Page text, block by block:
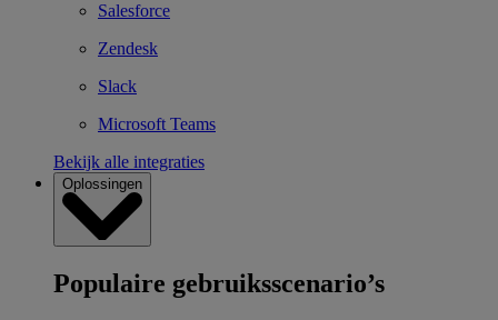
Salesforce
Zendesk
Slack
Microsoft Teams
Bekijk alle integraties
Oplossingen
Populaire gebruiksscenario’s